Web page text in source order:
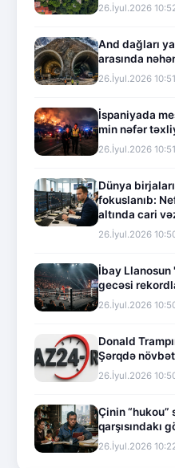
26.İyul.2026
And dağları
arasında
26.İyul.2026 10:51
İspaniyada
min nəfər
26.İyul.2026 10:51
Dünya
fokuslanıb:
altında cari
26.İyul.2026
İbay Llanosun
gecəsi
26.İyul.2026
Donald
Şərqdə
26.İyul.2026
Çinin “hukou”
qarşısındakı
26.İyul.2026